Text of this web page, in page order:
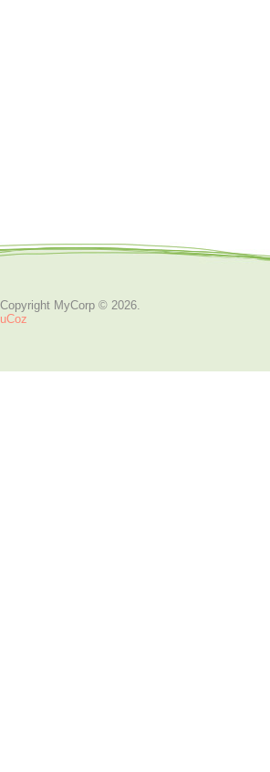
Copyright MyCorp © 2026.
uCoz